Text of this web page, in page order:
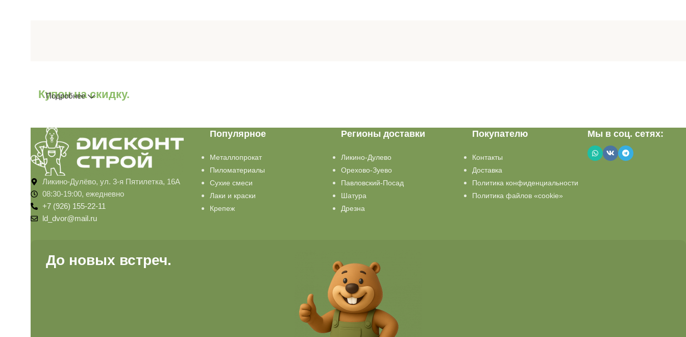
Купон на скидку.
Подробнее
Ликино-Дулёво, ул. 3-я Пятилетка, 16А
08:30-19:00, ежедневно
+7 (926) 155-22-11
ld_dvor@mail.ru
Популярное
Металлопрокат
Пиломатериалы
Сухие смеси
Лаки и краски
Крепеж
Регионы доставки
Ликино-Дулево
Орехово-Зуево
Павловский-Посад
Шатура
Дрезна
Покупателю
Контакты
Доставка
Политика конфиденциальности
Политика файлов «cookie»
Мы в соц. сетях:
До новых встреч.